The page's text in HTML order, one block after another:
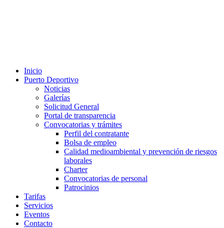
Inicio
Puerto Deportivo
Noticias
Galerías
Solicitud General
Portal de transparencia
Convocatorias y trámites
Perfil del contratante
Bolsa de empleo
Calidad medioambiental y prevención de riesgos
laborales
Charter
Convocatorias de personal
Patrocinios
Tarifas
Servicios
Eventos
Contacto